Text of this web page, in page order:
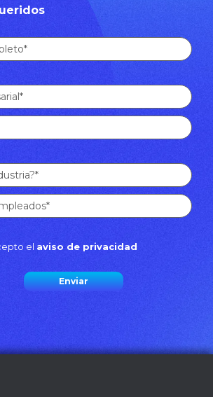
el aviso de privacidad